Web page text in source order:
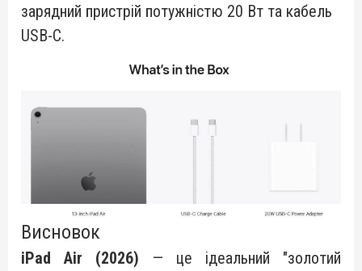
зарядний пристрій потужністю 20 Вт та кабель
USB-C.
Висновок
iPad Air (2026) — це ідеальний "золотий